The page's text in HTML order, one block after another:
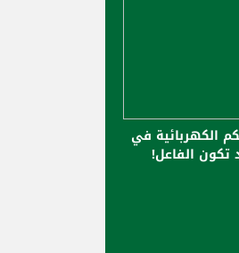
الكهربائية في
تكون الفاعل!